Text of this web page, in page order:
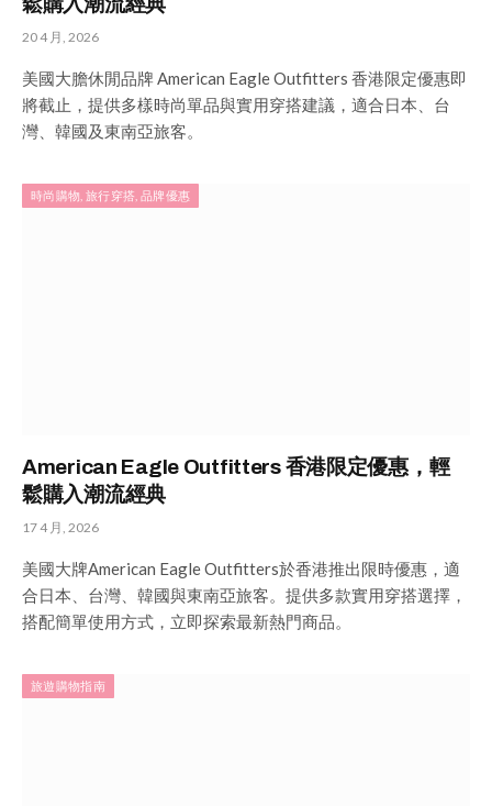
20 4 月, 2026
美國大膽休閒品牌 American Eagle Outfitters 香港限定優惠即
將截止，提供多樣時尚單品與實用穿搭建議，適合日本、台
灣、韓國及東南亞旅客。
時尚購物, 旅行穿搭, 品牌優惠
American Eagle Outfitters 香港限定優惠，輕
鬆購入潮流經典
17 4 月, 2026
美國大牌American Eagle Outfitters於香港推出限時優惠，適
合日本、台灣、韓國與東南亞旅客。提供多款實用穿搭選擇，
搭配簡單使用方式，立即探索最新熱門商品。
旅遊購物指南